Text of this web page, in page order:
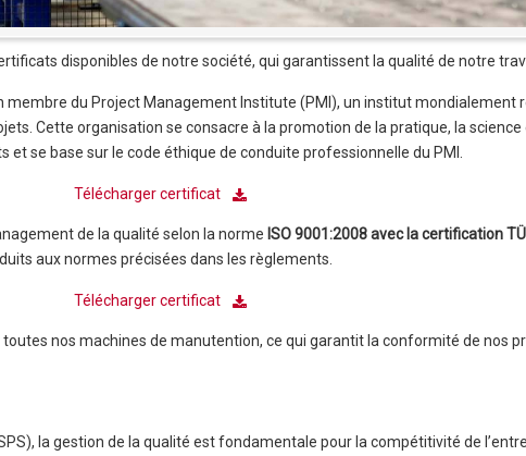
disponibles de notre société, qui garantissent la qualité de notre
membre du Project Management Institute (PMI), un institut mondialement
Cette organisation se consacre à la promotion de la pratique, la science
et se base sur le code éthique de conduite professionnelle du PMI.
Télécharger certificat
de la qualité selon la norme ISO 9001:2008 avec la certification
aux normes précisées dans les règlements.
Télécharger certificat
toutes nos machines de manutention, ce qui garantit la conformité de nos
la gestion de la qualité est fondamentale pour la compétitivité de